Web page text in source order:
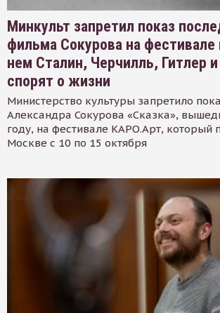
Минкульт запретил показ
фильма Сокурова на
нем Сталин, Черчилль, Гитлер
спорят о жизни
Министерство культуры запретило
Александра Сокурова «Сказка»,
году, на фестивале КАРО.Арт, который
Москве с 10 по 15 октября